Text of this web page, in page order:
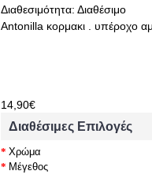
Διαθεσιμότητα:Διαθέσιμο
Antonilla κορμακι . υπέροχο
14,90€
Διαθέσιμες Επιλογές
Χρώμα
Μέγεθος